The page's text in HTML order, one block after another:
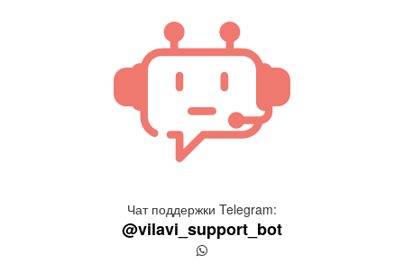
Чат поддержки Telegram:
@vilavi_support_bot